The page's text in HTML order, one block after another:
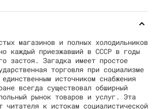
магазинов и полных холодильников
каждый приезжавший в СССР в годы
застоя. Загадка имеет простое
торговля при социализме
источником снабжения
всегда существовал обширный
рынок товаров и услуг. Эта
читателя к истокам социалистической